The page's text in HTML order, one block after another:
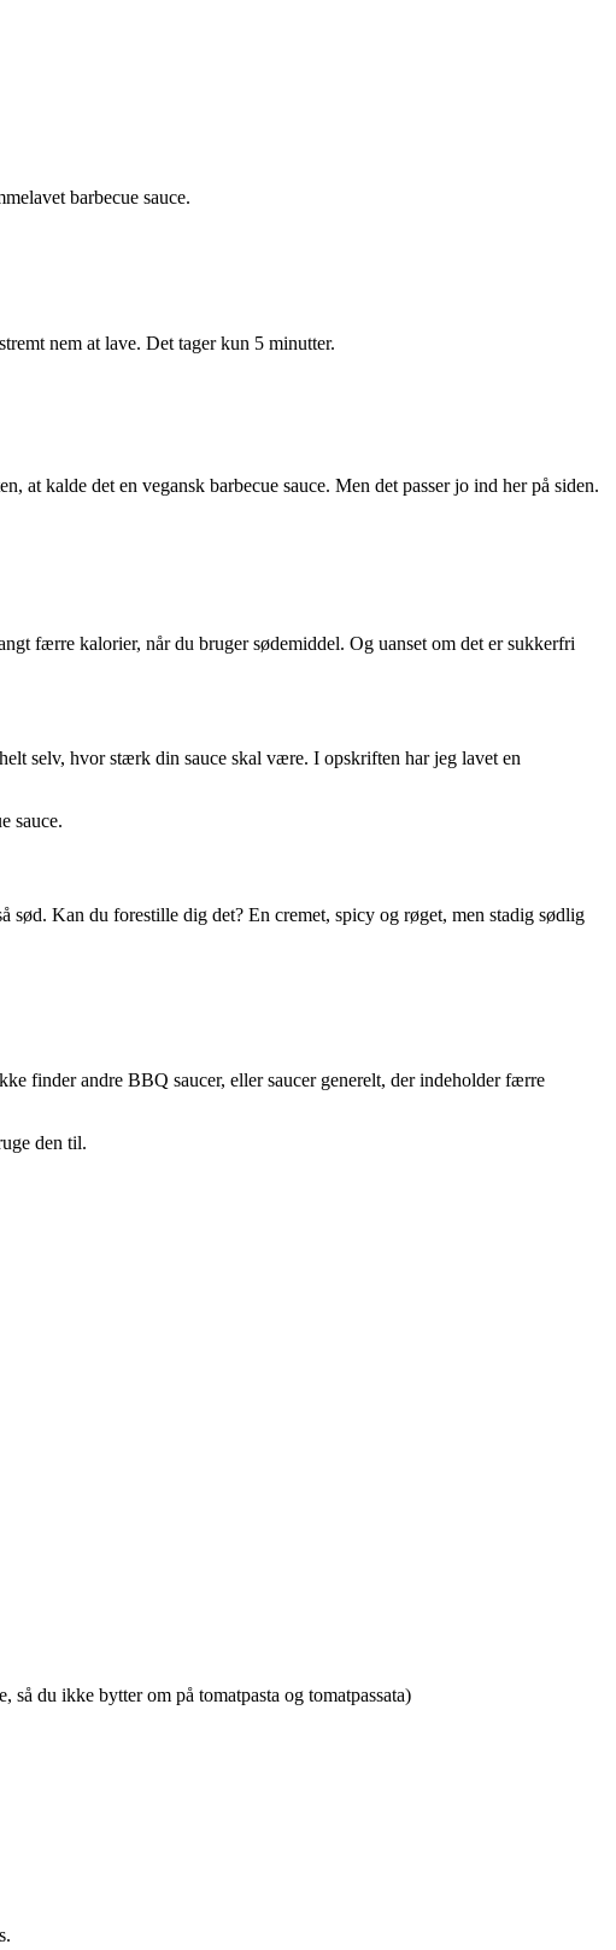
barbecue sauce.
nem at lave. Det tager kun 5 minutter.
at kalde det en vegansk barbecue sauce. Men det passer jo ind her på siden.
færre kalorier, når du bruger sødemiddel. Og uanset om det er sukkerfri
selv, hvor stærk din sauce skal være. I opskriften har jeg lavet en
sauce.
sød. Kan du forestille dig det? En cremet, spicy og røget, men stadig sødlig
finder andre BBQ saucer, eller saucer generelt, der indeholder færre
den til.
du ikke bytter om på tomatpasta og tomatpassata)